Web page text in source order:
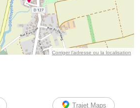
Corriger l’adresse ou la localisation
Trajet Maps